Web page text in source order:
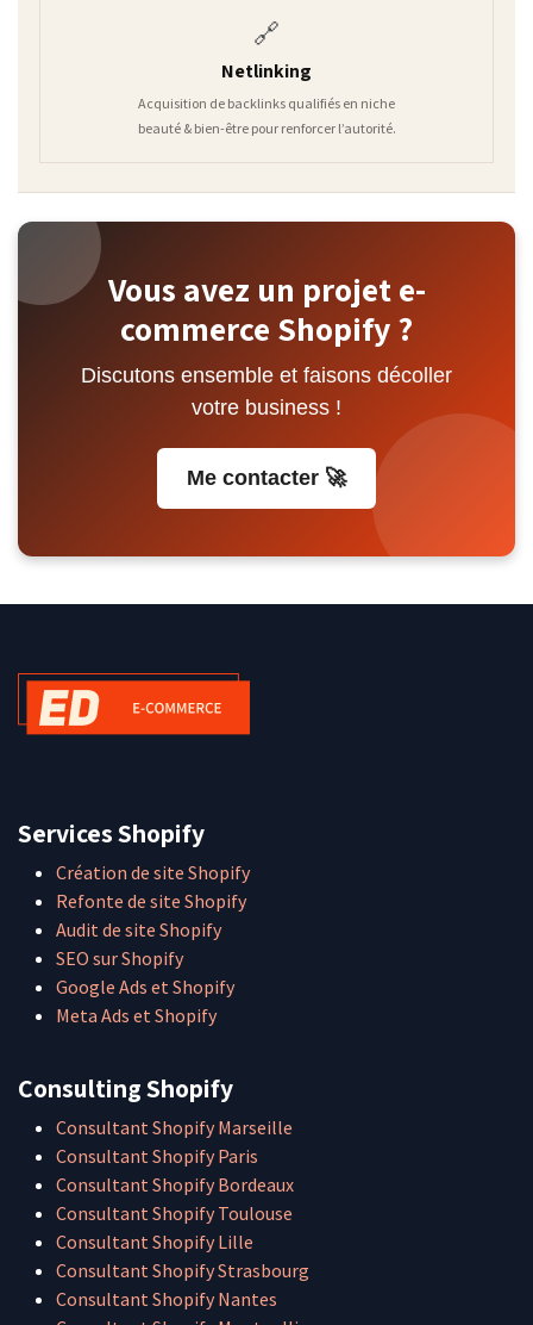
🔗
Netlinking
Acquisition de backlinks qualifiés en niche
beauté & bien-être pour renforcer l’autorité.
Vous avez un projet e-
commerce Shopify ?
Discutons ensemble et faisons décoller
votre business !
Me contacter 🚀
Services Shopify
Création de site Shopify
Refonte de site Shopify
Audit de site Shopify
SEO sur Shopify
Google Ads et Shopify
Meta Ads et Shopify
Consulting Shopify
Consultant Shopify Marseille
Consultant Shopify Paris
Consultant Shopify Bordeaux
Consultant Shopify Toulouse
Consultant Shopify Lille
Consultant Shopify Strasbourg
Consultant Shopify Nantes